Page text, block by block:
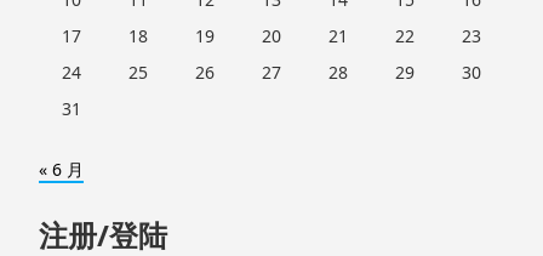
17
18 19 20 21 22
23
24
25 26 27 28 29
30
31
« 6 月
注册/登陆